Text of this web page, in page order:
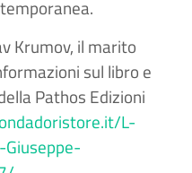
Krumov, il marito
sul libro e
Pathos Edizioni
L-